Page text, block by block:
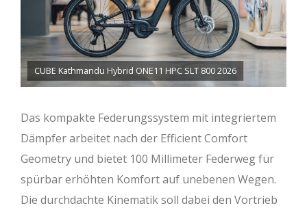
CUBE Kathmandu Hybrid ONE11 HPC SLT 800 2026
Das kompakte Federungssystem mit integriertem
Dämpfer arbeitet nach der Efficient Comfort
Geometry und bietet 100 Millimeter Federweg für
spürbar erhöhten Komfort auf unebenen Wegen.
Die durchdachte Kinematik soll dabei den Vortrieb